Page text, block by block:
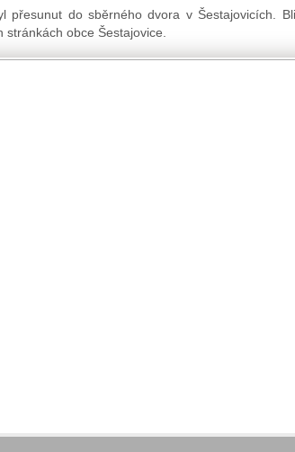
přesunut do sběrného dvora v Šestajovicích.
stránkách obce Šestajovice.